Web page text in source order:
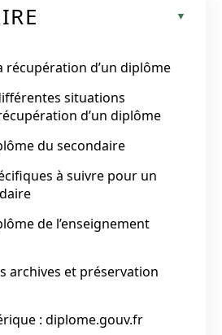
récupération d’un diplôme
situations
d’un diplôme
du secondaire
à suivre pour un
de l’enseignement
archives et préservation
: diplome.gouv.fr